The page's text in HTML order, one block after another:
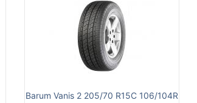
Barum Vanis 2 205/70 R15C 106/104R